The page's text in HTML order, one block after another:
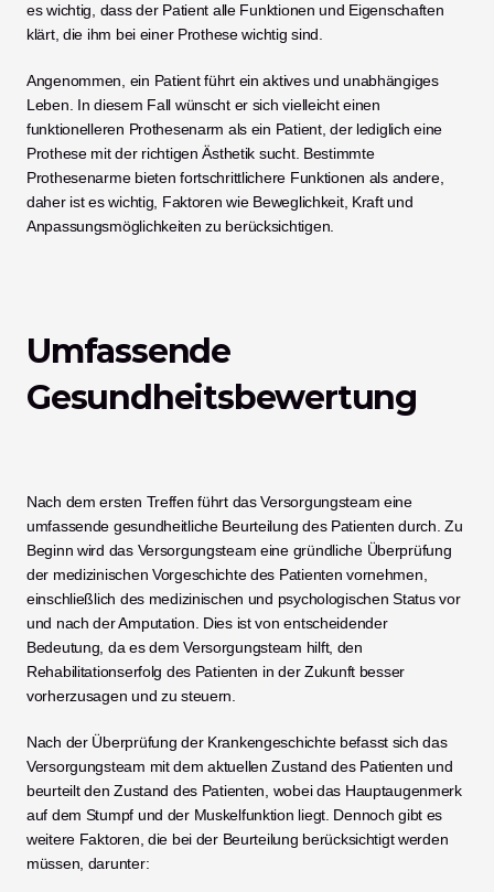
es wichtig, dass der Patient alle Funktionen und Eigenschaften
klärt, die ihm bei einer Prothese wichtig sind.
Angenommen, ein Patient führt ein aktives und unabhängiges
Leben. In diesem Fall wünscht er sich vielleicht einen
funktionelleren Prothesenarm als ein Patient, der lediglich eine
Prothese mit der richtigen Ästhetik sucht. Bestimmte
Prothesenarme bieten fortschrittlichere Funktionen als andere,
daher ist es wichtig, Faktoren wie Beweglichkeit, Kraft und
Anpassungsmöglichkeiten zu berücksichtigen.
Umfassende
Gesundheitsbewertung
Nach dem ersten Treffen führt das Versorgungsteam eine
umfassende gesundheitliche Beurteilung des Patienten durch. Zu
Beginn wird das Versorgungsteam eine gründliche Überprüfung
der medizinischen Vorgeschichte des Patienten vornehmen,
einschließlich des medizinischen und psychologischen Status vor
und nach der Amputation. Dies ist von entscheidender
Bedeutung, da es dem Versorgungsteam hilft, den
Rehabilitationserfolg des Patienten in der Zukunft besser
vorherzusagen und zu steuern.
Nach der Überprüfung der Krankengeschichte befasst sich das
Versorgungsteam mit dem aktuellen Zustand des Patienten und
beurteilt den Zustand des Patienten, wobei das Hauptaugenmerk
auf dem Stumpf und der Muskelfunktion liegt. Dennoch gibt es
weitere Faktoren, die bei der Beurteilung berücksichtigt werden
müssen, darunter: